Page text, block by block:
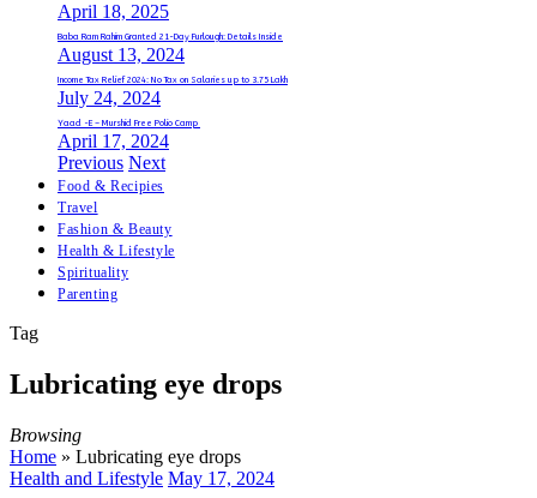
April 18, 2025
Baba Ram Rahim Granted 21-Day Furlough: Details Inside
August 13, 2024
Income Tax Relief 2024: No Tax on Salaries up to 3.75 Lakh
July 24, 2024
Yaad -E – Murshid Free Polio Camp
April 17, 2024
Previous Next
Food & Recipies
Travel
Fashion & Beauty
Health & Lifestyle
Spirituality
Parenting
Tag
Lubricating eye drops
Browsing
Home » Lubricating eye drops
Health and Lifestyle May 17, 2024